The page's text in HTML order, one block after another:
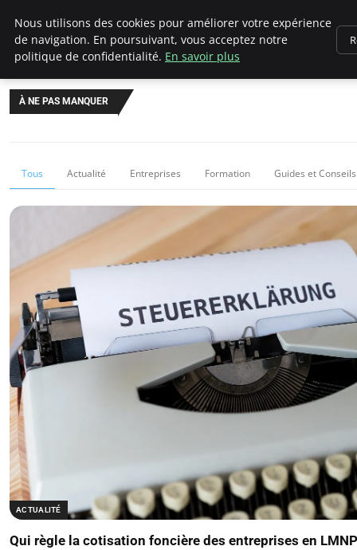
Chasseur De Tête
À NE PAS MANQUER
Tous Actualité Entreprises Formation Guides et Conseils
ACTUALITÉ
Qui règle la cotisation foncière des entreprises en
Nous utilisons des cookies pour améliorer votre expérience
de navigation. En poursuivant, vous acceptez notre
politique de confidentialité. En savoir plus